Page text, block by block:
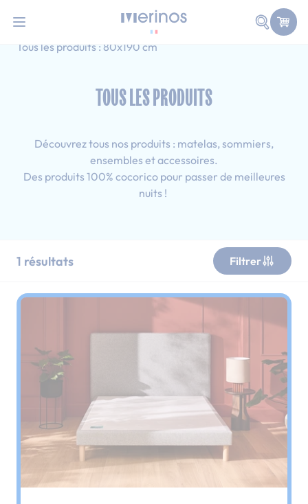
Faire
Accueil
Adulte
Tous les produits : 80x190 cm
TOUS LES PRODUITS
Découvrez tous nos produits : matelas, sommiers,
ensembles et accessoires.
Des produits 100% cocorico pour passer de meilleures
nuits !
1 résultats Filtrer